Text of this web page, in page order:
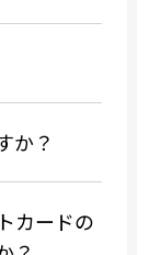
か？
カードの